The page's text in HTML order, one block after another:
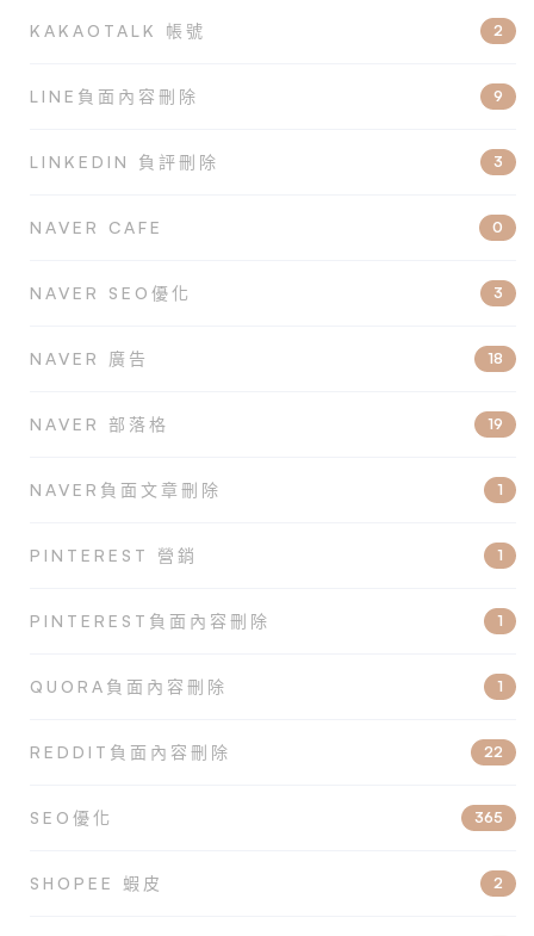
KAKAOTALK 帳號 2
LINE負面內容刪除 9
LINKEDIN 負評刪除 3
NAVER CAFE 0
NAVER SEO優化 3
NAVER 廣告 18
NAVER 部落格 19
NAVER負面文章刪除 1
PINTEREST 營銷 1
PINTEREST負面內容刪除 1
QUORA負面內容刪除 1
REDDIT負面內容刪除 22
SEO優化 365
SHOPEE 蝦皮 2